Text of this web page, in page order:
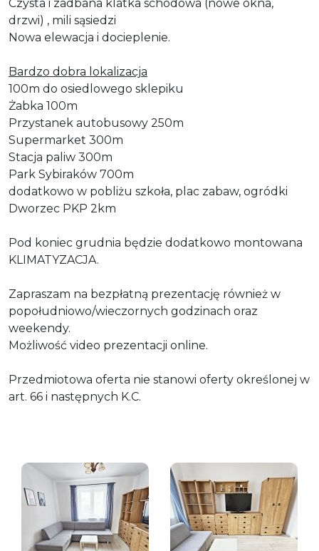
Czysta i zadbana klatka schodowa (nowe okna,
drzwi) , mili sąsiedzi
Nowa elewacja i docieplenie.
Bardzo dobra lokalizacja
100m do osiedlowego sklepiku
Żabka 100m
Przystanek autobusowy 250m
Supermarket 300m
Stacja paliw 300m
Park Sybiraków 700m
dodatkowo w pobliżu szkoła, plac zabaw, ogródki
Dworzec PKP 2km
Pod koniec grudnia będzie dodatkowo montowana
KLIMATYZACJA.
Zapraszam na bezpłatną prezentację również w
popołudniowo/wieczornych godzinach oraz
weekendy.
Możliwość video prezentacji online.
Przedmiotowa oferta nie stanowi oferty określonej w
art. 66 i następnych K.C.